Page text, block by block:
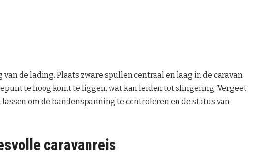
de lading. Plaats zware spullen centraal en laag in de caravan
te hoog komt te liggen, wat kan leiden tot slingering. Vergeet
om de bandenspanning te controleren en de status van
caravanreis